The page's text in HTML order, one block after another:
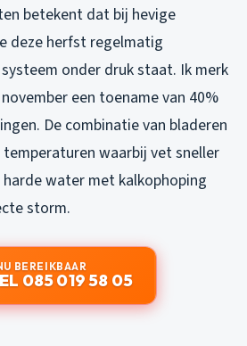
betekent dat bij hevige
deze herfst regelmatig
onder druk staat. Ik merk
een toename van 40%
De combinatie van bladeren
waarbij vet sneller
water met kalkophoping
storm.
BEREIKBAAR
085 019 58 05